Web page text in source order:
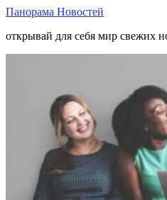
Панорама Новостей
открывай для себя мир свежих